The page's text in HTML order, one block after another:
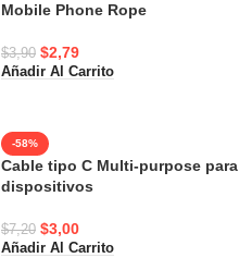
Mobile Phone Rope
$3,90 $2,79
Añadir Al Carrito
-58%
Cable tipo C Multi-purpose para
dispositivos
$7,20 $3,00
Añadir Al Carrito